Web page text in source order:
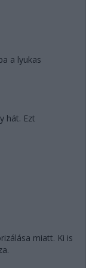
a lyukas
hát. Ezt
miatt. Ki is